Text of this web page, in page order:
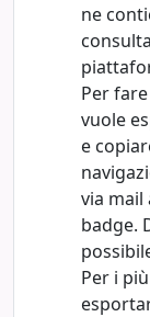
ne
Per
vuole
e
via mail
badge.
p
Per i